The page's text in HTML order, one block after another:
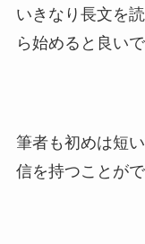
いきなり長文を
ら始めると良いで
筆者も初めは短
信を持つことがで